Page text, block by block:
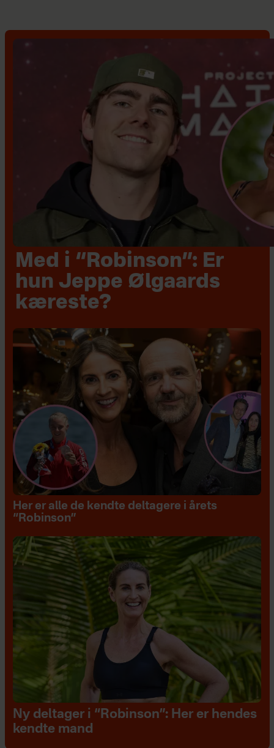
Med i “Robinson”: Er
hun Jeppe Ølgaards
kæreste?
Her er alle de kendte deltagere i årets
“Robinson”
Ny deltager i “Robinson”: Her er hendes
kendte mand